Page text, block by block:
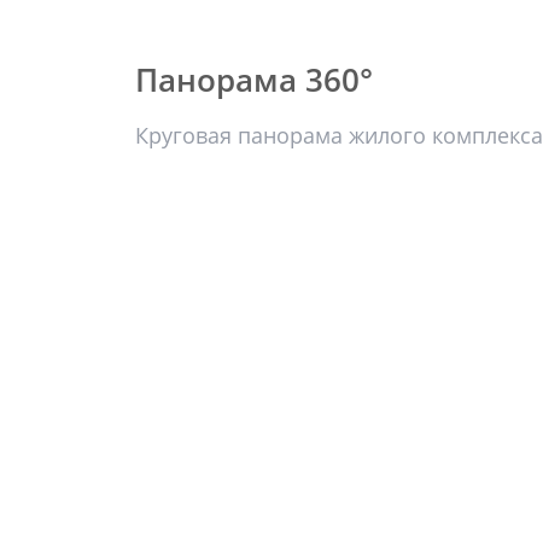
Панорама 360°
Круговая панорама жилого комплекса